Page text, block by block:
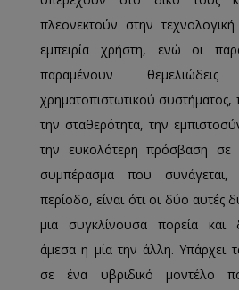
πλεονεκτούν στην τεχνολογική
εμπειρία χρήστη, ενώ οι
παραμένουν
χρηματοπιστωτικού συστήματος,
την σταθερότητα, την
την ευκολότερη πρόσβαση σε
συμπέρασμα που
περίοδο, είναι ότι οι δύο αυτές
μια συγκλίνουσα πορεία και
άμεσα η μία την άλλη. Υπάρχει
σε ένα υβριδικό μοντέλο